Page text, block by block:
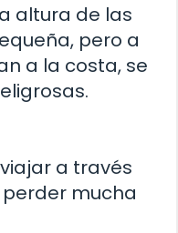
altura de las
pero a
a la costa, se
a través
mucha